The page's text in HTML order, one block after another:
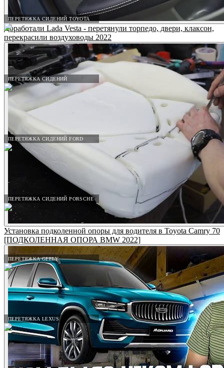
ПЕРЕТЯЖКА СИДЕНИЙ TOYOTA
ПЕРЕТЯЖКА СИДЕНИЙ
ПЕРЕТЯЖКА СИДЕНИЙ FORD
ПЕРЕТЯЖКА СИДЕНИЙ PORSCHE
ПЕРЕТЯЖКА GEELY
ПЕРЕТЯЖКА LEXUS
Доработали Lada Vesta - перетянули торпедо, двери, клаксон,
перекрасили воздуховоды 2022
Установка подколенной опоры для водителя в Toyota Camry 70
[ПОДКОЛЕННАЯ ОПОРА BMW 2022]